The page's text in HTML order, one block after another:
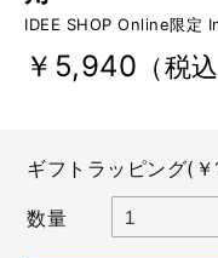
IDEE SHOP Online限定
￥5,940 （税込
ギフトラッピング(￥
数量